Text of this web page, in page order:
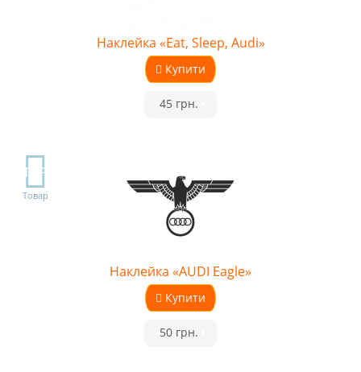
Наклейка «Eat, Sleep, Audi»
Купити
45 грн.
TOP
Товар
Наклейка «AUDI Eagle»
Купити
50 грн.